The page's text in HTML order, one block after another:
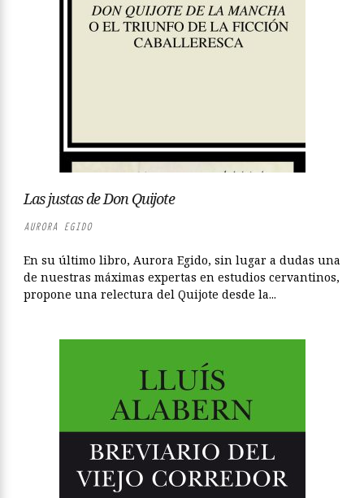
Las justas de Don Quijote
AURORA EGIDO
En su último libro, Aurora Egido, sin lugar a dudas una
de nuestras máximas expertas en estudios cervantinos,
propone una relectura del Quijote desde la...